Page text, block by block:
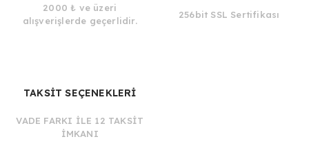
2000 ₺ ve üzeri
alışverişlerde geçerlidir.
256bit SSL Sertifikası
TAKSİT SEÇENEKLERİ
VADE FARKI İLE 12 TAKSİT
İMKANI